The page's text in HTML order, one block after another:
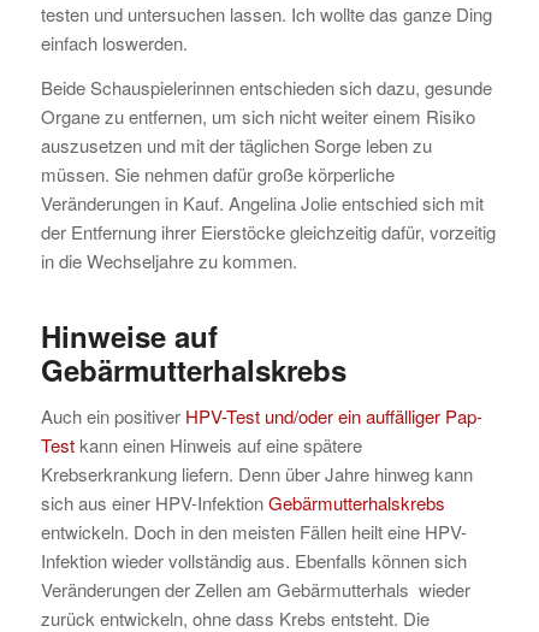
testen und untersuchen lassen. Ich wollte das ganze Ding
einfach loswerden.
Beide Schauspielerinnen entschieden sich dazu, gesunde
Organe zu entfernen, um sich nicht weiter einem Risiko
auszusetzen und mit der täglichen Sorge leben zu
müssen. Sie nehmen dafür große körperliche
Veränderungen in Kauf. Angelina Jolie entschied sich mit
der Entfernung ihrer Eierstöcke gleichzeitig dafür, vorzeitig
in die Wechseljahre zu kommen.
Hinweise auf
Gebärmutterhalskrebs
Auch ein positiver HPV-Test und/oder ein auffälliger Pap-
Testkann einen Hinweis auf eine spätere
Krebserkrankung liefern. Denn über Jahre hinweg kann
sich aus einer HPV-InfektionGebärmutterhalskrebs
entwickeln. Doch in den meisten Fällen heilt eine HPV-
Infektion wieder vollständig aus. Ebenfalls können sich
Veränderungen der Zellen am Gebärmutterhals wieder
zurück entwickeln, ohne dass Krebs entsteht. Die